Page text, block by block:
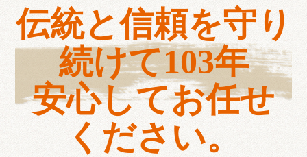
伝統と信頼を守り
続けて103年
安心してお任せ
ください。